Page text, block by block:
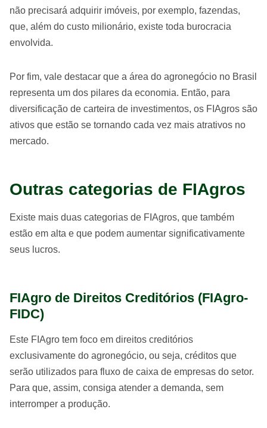
não precisará adquirir imóveis, por exemplo, fazendas,
que, além do custo milionário, existe toda burocracia
envolvida.
Por fim, vale destacar que a área do agronegócio no Brasil
representa um dos pilares da economia. Então, para
diversificação de carteira de investimentos, os FIAgros são
ativos que estão se tornando cada vez mais atrativos no
mercado.
Outras categorias de FIAgros
Existe mais duas categorias de FIAgros, que também
estão em alta e que podem aumentar significativamente
seus lucros.
FIAgro de Direitos Creditórios (FIAgro-
FIDC)
Este FIAgro tem foco em direitos creditórios
exclusivamente do agronegócio, ou seja, créditos que
serão utilizados para fluxo de caixa de empresas do setor.
Para que, assim, consiga atender a demanda, sem
interromper a produção.